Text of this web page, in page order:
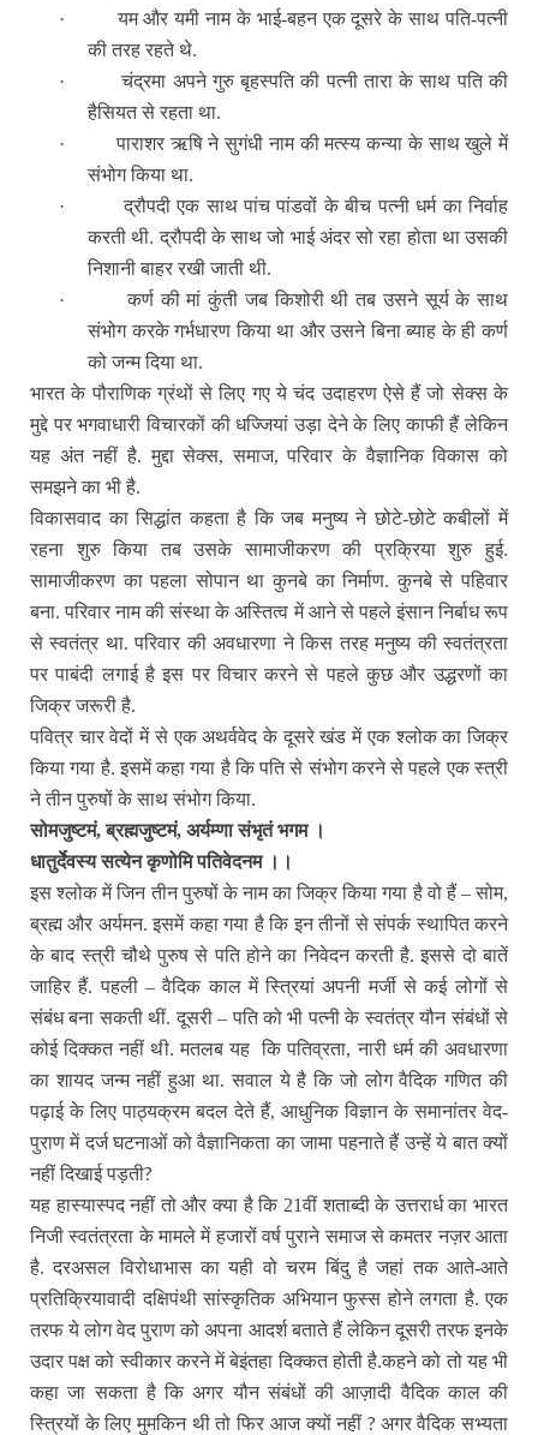
·
यम और यमी नाम के भाई-बहन एक दूसरे के साथ पति-पत्नी
की तरह रहते थे.
·
चंद्रमा अपने गुरु बृहस्पति की पत्नी तारा के साथ पति की
हैसियत से रहता था.
·
पाराशर ऋषि ने सुगंधी नाम की मत्स्य कन्या के साथ खुले में
संभोग किया था.
·
द्रौपदी एक साथ पांच पांडवों के बीच पत्नी धर्म का निर्वाह
करती थी. द्रौपदी के साथ जो भाई अंदर सो रहा होता था उसकी
निशानी बाहर रखी जाती थी.
·
कर्ण की मां कुंती जब किशोरी थी तब उसने सूर्य के साथ
संभोग करके गर्भधारण किया था और उसने बिना ब्याह के ही कर्ण
को जन्म दिया था.
भारत के पौराणिक ग्रंथों से लिए गए ये चंद उदाहरण ऐसे हैं जो सेक्स के
मुद्दे पर भगवाधारी विचारकों की धज्जियां उड़ा देने के लिए काफी हैं लेकिन
यह अंत नहीं है. मुद्दा सेक्स, समाज, परिवार के वैज्ञानिक विकास को
समझने का भी है.
विकासवाद का सिद्धांत कहता है कि जब मनुष्य ने छोटे-छोटे कबीलों में
रहना शुरु किया तब उसके सामाजीकरण की प्रक्रिया शुरु हुई.
सामाजीकरण का पहला सोपान था कुनबे का निर्माण. कुनबे से पहिवार
बना. परिवार नाम की संस्था के अस्तित्व में आने से पहले इंसान निर्बाध रूप
से स्वतंत्र था. परिवार की अवधारणा ने किस तरह मनुष्य की स्वतंत्रता
पर पाबंदी लगाई है इस पर विचार करने से पहले कुछ और उद्धरणों का
जिक्र जरूरी है.
पवित्र चार वेदों में से एक अथर्ववेद के दूसरे खंड में एक श्लोक का जिक्र
किया गया है. इसमें कहा गया है कि पति से संभोग करने से पहले एक स्त्री
ने तीन पुरुषों के साथ संभोग किया.
सोमजुष्टमं, ब्रह्मजुष्टमं, अर्यम्णा संभृतं भगम ।
धातुर्देवस्य सत्येन कृणोमि पतिवेदनम ।।
इस श्लोक में जिन तीन पुरुषों के नाम का जिक्र किया गया है वो हैं – सोम,
ब्रह्म और अर्यमन. इसमें कहा गया है कि इन तीनों से संपर्क स्थापित करने
के बाद स्त्री चौथे पुरुष से पति होने का निवेदन करती है. इससे दो बातें
जाहिर हैं. पहली – वैदिक काल में स्त्रियां अपनी मर्जी से कई लोगों से
संबंध बना सकती थीं. दूसरी – पति को भी पत्नी के स्वतंत्र यौन संबंधों से
कोई दिक्कत नहीं थी. मतलब यह कि पतिव्रता, नारी धर्म की अवधारणा
का शायद जन्म नहीं हुआ था. सवाल ये है कि जो लोग वैदिक गणित की
पढ़ाई के लिए पाठ्यक्रम बदल देते हैं, आधुनिक विज्ञान के समानांतर वेद-
पुराण में दर्ज घटनाओं को वैज्ञानिकता का जामा पहनाते हैं उन्हें ये बात क्यों
नहीं दिखाई पड़ती?
यह हास्यास्पद नहीं तो और क्या है कि 21वीं शताब्दी के उत्तरार्ध का भारत
निजी स्वतंत्रता के मामले में हजारों वर्ष पुराने समाज से कमतर नज़र आता
है. दरअसल विरोधाभास का यही वो चरम बिंदु है जहां तक आते-आते
प्रतिक्रियावादी दक्षिपंथी सांस्कृतिक अभियान फुस्स होने लगता है. एक
तरफ ये लोग वेद पुराण को अपना आदर्श बताते हैं लेकिन दूसरी तरफ इनके
उदार पक्ष को स्वीकार करने में बेइंतहा दिक्कत होती है.कहने को तो यह भी
कहा जा सकता है कि अगर यौन संबंधों की आज़ादी वैदिक काल की
स्त्रियों के लिए मुमकिन थी तो फिर आज क्यों नहीं ? अगर वैदिक सभ्यता